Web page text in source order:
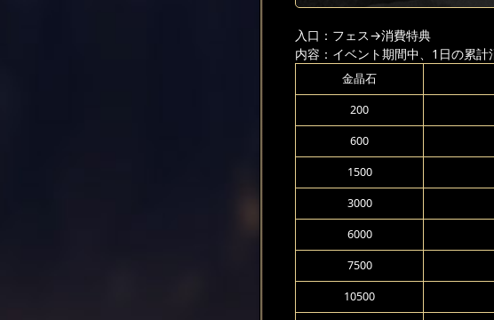
入口：フェス→消費特典
内容：イベント期間中、1日の累計
金晶石
200
600
1500
3000
6000
7500
10500